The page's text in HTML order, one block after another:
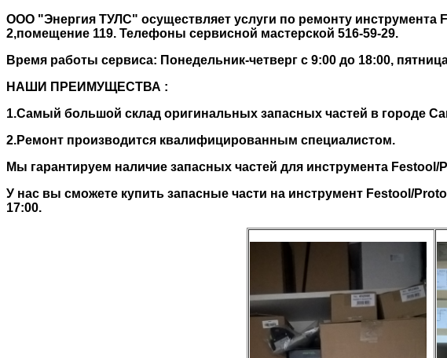
ООО "Энергия ТУЛС" осуществляет услуги по ремонту инструмента
2,помещение 119. Телефоны сервисной мастерской 516-59-29.
Время работы сервиса: Понедельник-четверг с 9:00 до 18:00,
НАШИ ПРЕИМУЩЕСТВА :
1.Самый большой склад оригинальных запасных частей в городе
2.Ремонт производится квалифицированным специалистом.
Мы гарантируем наличие запасных частей для инструмента
У нас вы сможете купить запасные части на инструмент Festool/
17:00.